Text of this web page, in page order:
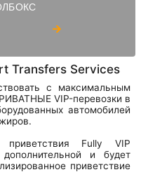
Transfers Services
с максимальным
VIP-перевозки в
автомобилей
Fully VIP
и будет
приветствие